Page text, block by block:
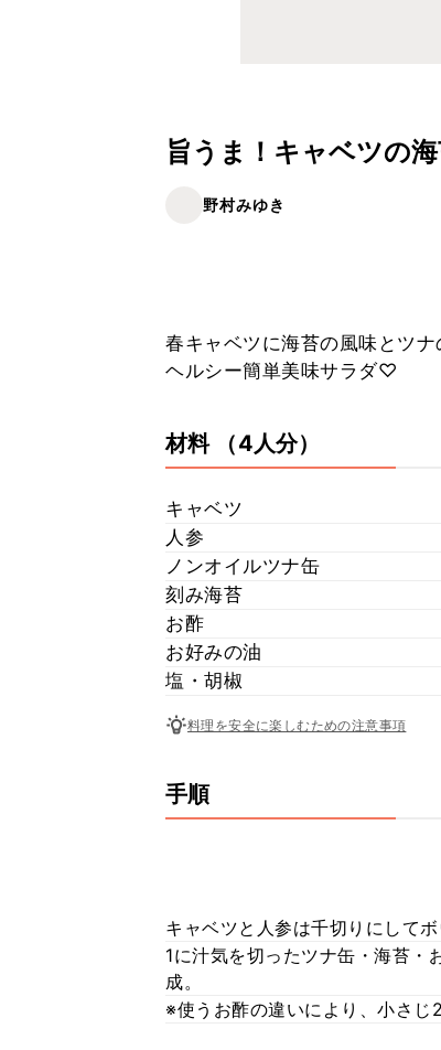
旨うま！キャベツの
野村みゆき
春キャベツに海苔の風味とツ
ヘルシー簡単美味サラダ♡
材料 （4人分）
キャベツ
人参
ノンオイルツナ缶
刻み海苔
お酢
お好みの油
塩・胡椒
料理を安全に楽しむための注意事項
手順
キャベツと人参は千切りにして
1に汁気を切ったツナ缶・海苔・
成。
※使うお酢の違いにより、小さじ